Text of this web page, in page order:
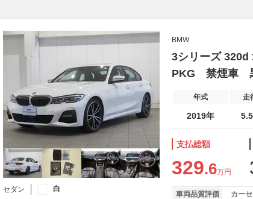
セダン 白
BMW
3シリーズ 320d
PKG 禁煙車
年式 走
2019年
支払総額
329.6万円
車両品質評価 カー